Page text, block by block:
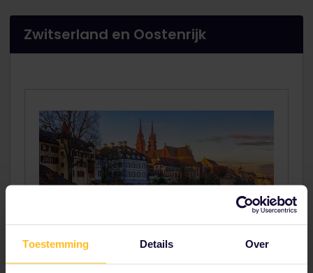
Toestemming Details Over
Zwitserland en Oostenrijk